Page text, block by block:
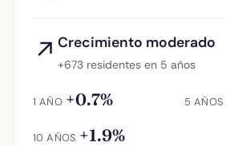
↗ Crecimiento moderado
+673 residentes en 5 años
1 AÑO +0.7% 5 AÑOS
10 AÑOS +1.9%